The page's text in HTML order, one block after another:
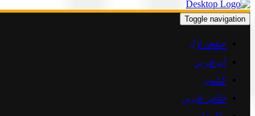
Toggle navigation
صفحہ اوّل
اہم خبریں
کشمیر
مقامی خبریں